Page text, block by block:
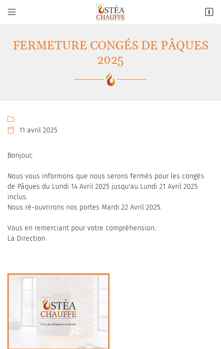
 
01 64 55 18 80

l'adresse email indiqué ci-dessus. Vous pouvez vous désinscrire à tout moment en
utilisantle formulaire de désinscription.
INSCRIPTION
FERMETURE CONGÉS DE PÂQUES
2025


11 avril 2025
Bonjour,
Nous vous informons que nous serons fermés pour les congés
de Pâques du Lundi 14 Avril 2025 jusqu'au Lundi 21 Avril 2025
inclus.
Nous ré-ouvrirons nos portes Mardi 22 Avril 2025.
Vous en remerciant pour votre compréhension.
La Direction